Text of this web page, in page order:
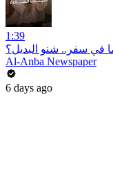
1:39
ما في سفر.. شنو البديل؟
Al-Anba Newspaper
6 days ago